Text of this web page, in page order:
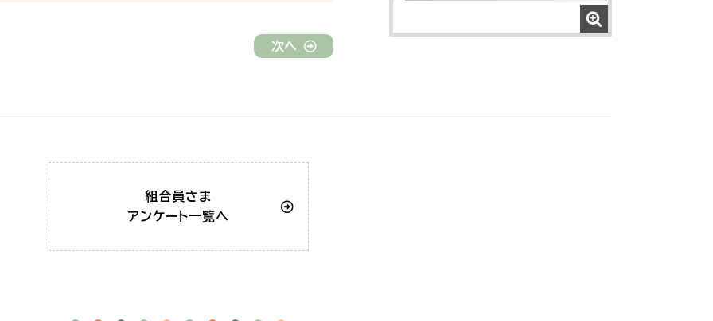
次へ
組合員さま
アンケート一覧へ